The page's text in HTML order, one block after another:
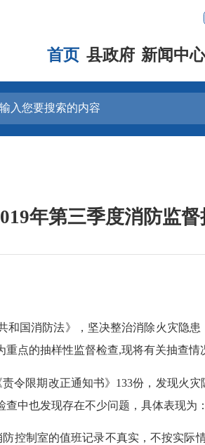
首页 县政府 新闻中心
年第三季度消防监
国消防法》，坚决整治消除火灾隐
点的抽样性监督检查,现将有关抽查情
限期改正通知书》133份，发现火灾
中也发现存在不少问题，具体表现为：
制室的值班记录不真实，不按实际